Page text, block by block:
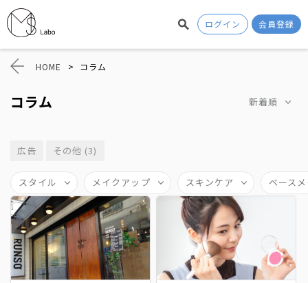
ログイン 会員登録
HOME > コラム
コラム 新着順
広告 その他 (3)
スタイル メイクアップ スキンケア ベース